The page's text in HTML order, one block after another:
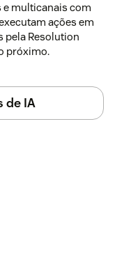
multicanais com
ações em
pela Resolution
próximo.
de IA